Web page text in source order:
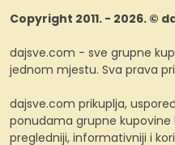
Copyright 2011. - 2026. ©
dajsve.com - sve grupne
jednom mjestu. Sva prava
dajsve.com prikuplja,
ponudama grupne
pregledniji, informativniji i